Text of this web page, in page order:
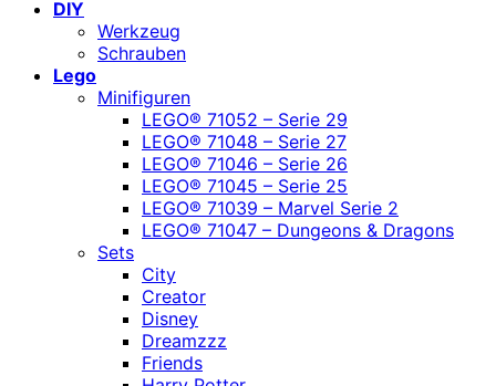
DIY
Werkzeug
Schrauben
Lego
Minifiguren
LEGO® 71052 – Serie 29
LEGO® 71048 – Serie 27
LEGO® 71046 – Serie 26
LEGO® 71045 – Serie 25
LEGO® 71039 – Marvel Serie 2
LEGO® 71047 – Dungeons & Dragons
Sets
City
Creator
Disney
Dreamzzz
Friends